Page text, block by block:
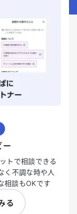
ー
トで相談できる
く不調な時や人
相談もOKです
る